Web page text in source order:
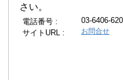
さい。
電話番号 :
03-6406-
サイトURL :
お問合せ